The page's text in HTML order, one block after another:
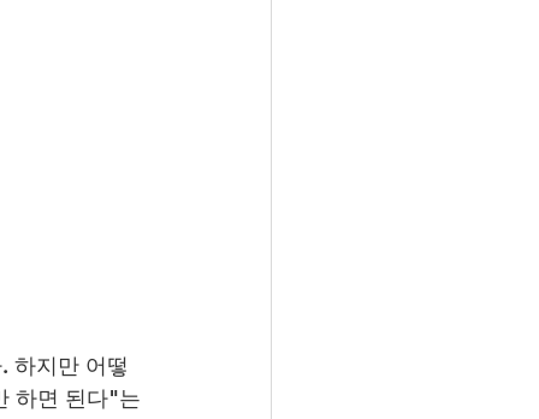
하지만 어떻
하면 된다"는